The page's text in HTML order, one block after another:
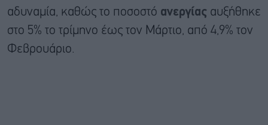
αδυναμία, καθώς το ποσοστό ανεργίας αυξήθηκε
στο 5% το τρίμηνο έως τον Μάρτιο, από 4,9% τον
Φεβρουάριο.